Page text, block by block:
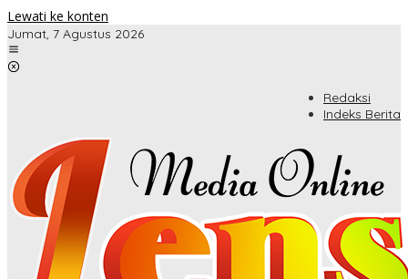
Lewati ke konten
Jumat, 7 Agustus 2026
Redaksi
Indeks Berita